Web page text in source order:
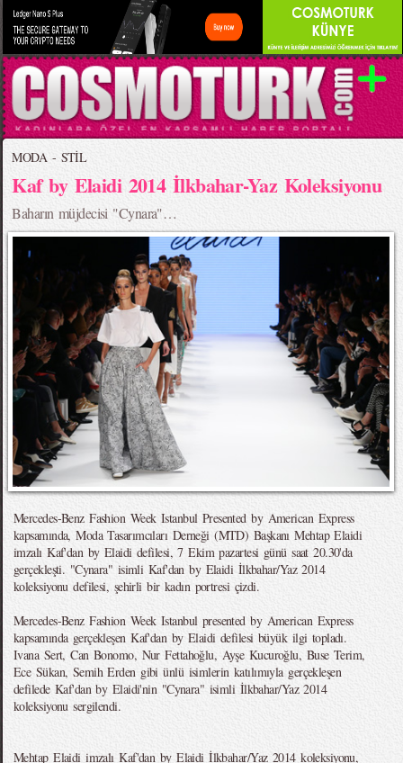
MODA - STİL
Kaf by Elaidi 2014 İlkbahar-Yaz Koleksiyonu
Baharın müjdecisi "Cynara"…
Mercedes-Benz Fashion Week Istanbul Presented by American Express
kapsamında, Moda Tasarımcıları Derneği (MTD) Başkanı Mehtap Elaidi
imzalı Kaf'dan by Elaidi defilesi, 7 Ekim pazartesi günü saat 20.30'da
gerçekleşti. "Cynara" isimli Kaf'dan by Elaidi İlkbahar/Yaz 2014
koleksiyonu defilesi, şehirli bir kadın portresi çizdi.
Mercedes-Benz Fashion Week Istanbul presented by American Express
kapsamında gerçekleşen Kaf'dan by Elaidi defilesi büyük ilgi topladı.
Ivana Sert, Can Bonomo, Nur Fettahoğlu, Ayşe Kucuroğlu, Buse Terim,
Ece Sükan, Semih Erden gibi ünlü isimlerin katılımıyla gerçekleşen
defilede Kaf'dan by Elaidi'nin "Cynara" isimli İlkbahar/Yaz 2014
koleksiyonu sergilendi.
Mehtap Elaidi imzalı Kaf'dan by Elaidi İlkbahar/Yaz 2014 koleksiyonu,